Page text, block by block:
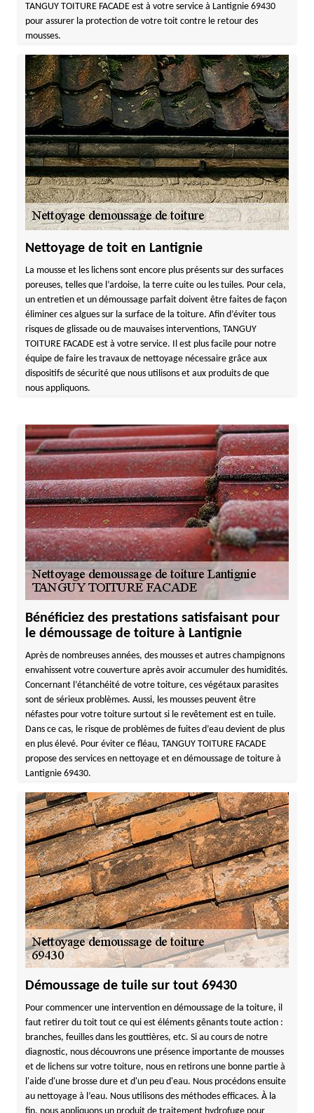
TANGUY TOITURE FACADE est à votre service à Lantignie 69430
pour assurer la protection de votre toit contre le retour des
mousses.
Nettoyage de toit en Lantignie
La mousse et les lichens sont encore plus présents sur des surfaces
poreuses, telles que l’ardoise, la terre cuite ou les tuiles. Pour cela,
un entretien et un démoussage parfait doivent être faites de façon
éliminer ces algues sur la surface de la toiture. Afin d’éviter tous
risques de glissade ou de mauvaises interventions, TANGUY
TOITURE FACADE est à votre service. Il est plus facile pour notre
équipe de faire les travaux de nettoyage nécessaire grâce aux
dispositifs de sécurité que nous utilisons et aux produits de que
nous appliquons.
Bénéficiez des prestations satisfaisant pour
le démoussage de toiture à Lantignie
Après de nombreuses années, des mousses et autres champignons
envahissent votre couverture après avoir accumuler des humidités.
Concernant l’étanchéité de votre toiture, ces végétaux parasites
sont de sérieux problèmes. Aussi, les mousses peuvent être
néfastes pour votre toiture surtout si le revêtement est en tuile.
Dans ce cas, le risque de problèmes de fuites d’eau devient de plus
en plus élevé. Pour éviter ce fléau, TANGUY TOITURE FACADE
propose des services en nettoyage et en démoussage de toiture à
Lantignie 69430.
Démoussage de tuile sur tout 69430
Pour commencer une intervention en démoussage de la toiture, il
faut retirer du toit tout ce qui est éléments gênants toute action :
branches, feuilles dans les gouttières, etc. Si au cours de notre
diagnostic, nous découvrons une présence importante de mousses
et de lichens sur votre toiture, nous en retirons une bonne partie à
l'aide d'une brosse dure et d'un peu d'eau. Nous procédons ensuite
au nettoyage à l’eau. Nous utilisons des méthodes efficaces. À la